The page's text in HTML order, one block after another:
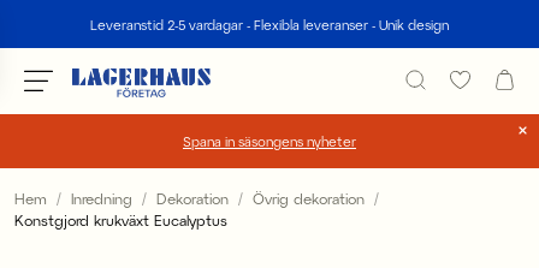
Leveranstid 2-5 vardagar - Flexibla leveranser - Unik design
Spana in säsongens nyheter
Välj språk / valuta
Hem Inredning Dekoration
Övrig dekoration
Konstgjord krukväxt Eucalyptus